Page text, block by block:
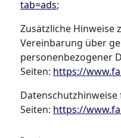
tab=ads;
Zusätzliche Hinweise
Vereinbarung über
personenbezogener
Seiten: https://
Datenschutzhinweise
Seiten: https://